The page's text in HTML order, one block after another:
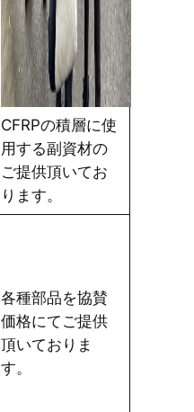
CFRPの積層に使
用する副資材の
ご提供頂いてお
ります。
各種部品を協賛
価格にてご提供
頂いておりま
す。